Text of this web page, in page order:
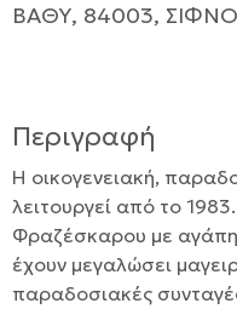
ΒΑΘΥ, 84003,
Περιγραφή
Η οικογενειακή,
λειτουργεί από το 1983.
Φραζέσκαρου με
έχουν μεγαλώσει
παραδοσιακές